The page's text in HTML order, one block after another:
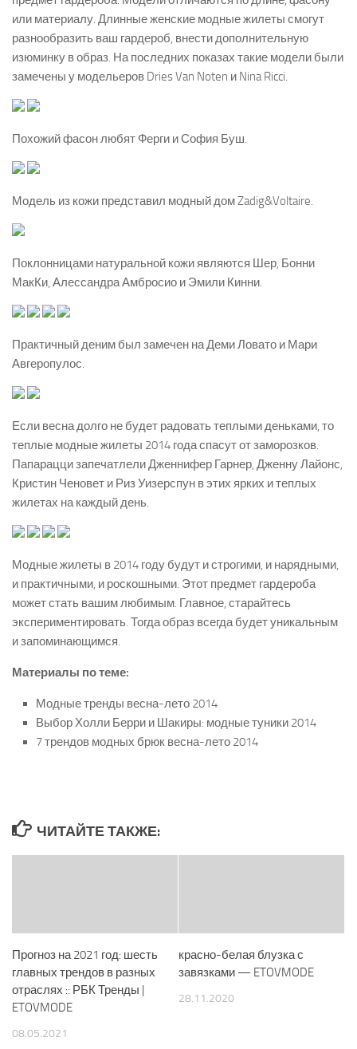
или материалу. Длинные женские модные жилеты смогут
разнообразить ваш гардероб, внести дополнительную
изюминку в образ. На последних показах такие модели были
замечены у модельеров Dries Van Noten и Nina Ricci.
Похожий фасон любят Ферги и София Буш.
Модель из кожи представил модный дом Zadig&Voltaire.
Поклонницами натуральной кожи являются Шер, Бонни
МакКи, Алессандра Амбросио и Эмили Кинни.
Практичный деним был замечен на Деми Ловато и Мари
Авгеропулос.
Если весна долго не будет радовать теплыми деньками, то
теплые модные жилеты 2014 года спасут от заморозков.
Папарацци запечатлели Дженнифер Гарнер, Дженну Лайонс,
Кристин Ченовет и Риз Уизерспун в этих ярких и теплых
жилетах на каждый день.
Модные жилеты в 2014 году будут и строгими, и нарядными,
и практичными, и роскошными. Этот предмет гардероба
может стать вашим любимым. Главное, старайтесь
экспериментировать. Тогда образ всегда будет уникальным
и запоминающимся.
Материалы по теме:
Модные тренды весна-лето 2014
Выбор Холли Берри и Шакиры: модные туники 2014
7 трендов модных брюк весна-лето 2014
ЧИТАЙТЕ ТАКЖЕ:
Прогноз на 2021 год: шесть
главных трендов в разных
отраслях :: РБК Тренды |
ETOVMODE
08.05.2021
красно-белая блузка с
завязками — ETOVMODE
28.11.2020